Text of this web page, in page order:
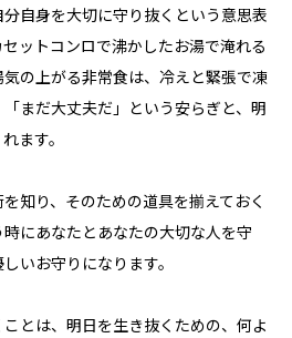
自身を大切に守り抜くという意思表
ットコンロで沸かしたお湯で淹れる
の上がる非常食は、冷えと緊張で凍
まだ大丈夫だ」という安らぎと、明
ます。
知り、そのための道具を揃えておく
にあなたとあなたの大切な人を守
いお守りになります。
ことは、明日を生き抜くための、何よ